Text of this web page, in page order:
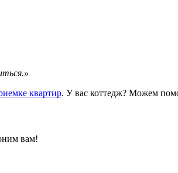
квартир. У вас коттедж? Можем
вам!